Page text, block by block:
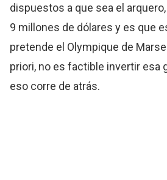
dispuestos a que sea el
9 millones de dólares y es que
pretende el Olympique de
priori, no es factible invertir esa
eso corre de atrás.